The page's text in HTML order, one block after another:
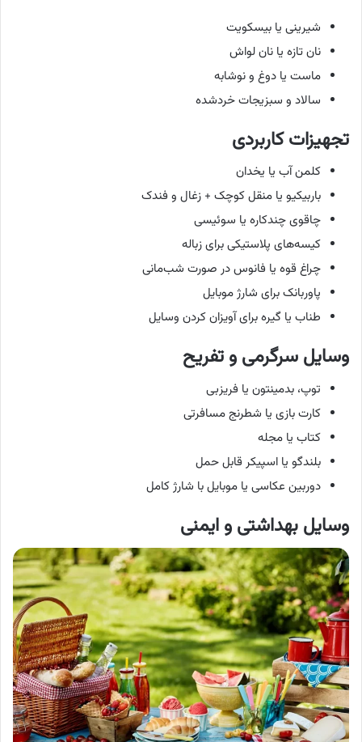
شیرینی یا بیسکویت
نان تازه یا نان لواش
ماست یا دوغ و نوشابه
سالاد و سبزیجات خردشده
تجهیزات کاربردی
کلمن آب یا یخدان
باربیکیو یا منقل کوچک + زغال و فندک
چاقوی چندکاره یا سوئیسی
کیسه‌های پلاستیکی برای زباله
چراغ قوه یا فانوس در صورت شب‌مانی
پاوربانک برای شارژ موبایل
طناب یا گیره برای آویزان کردن وسایل
وسایل سرگرمی و تفریح
توپ، بدمینتون یا فریزبی
کارت بازی یا شطرنج مسافرتی
کتاب یا مجله
بلندگو یا اسپیکر قابل حمل
دوربین عکاسی یا موبایل با شارژ کامل
وسایل بهداشتی و ایمنی